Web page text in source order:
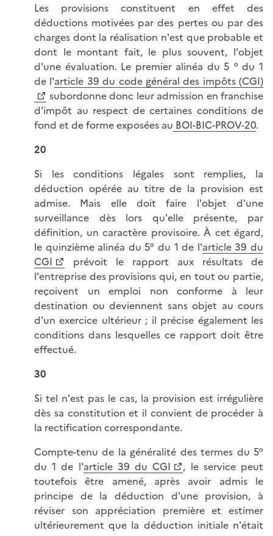
Les provisions constituent en effet des
déductions motivées par des pertes ou par des
charges dont la réalisation n'est que probable et
dont le montant fait, le plus souvent, l'objet
d'une évaluation. Le premier alinéa du 5 ° du 1
de l'article 39 du code général des impôts (CGI)
subordonne donc leur admission en franchise
d'impôt au respect de certaines conditions de
fond et de forme exposées au BOI-BIC-PROV-20.
20
Si les conditions légales sont remplies, la
déduction opérée au titre de la provision est
admise. Mais elle doit faire l'objet d'une
surveillance dès lors qu'elle présente, par
définition, un caractère provisoire. À cet égard,
le quinzième alinéa du 5° du 1 de l'article 39 du
CGI
prévoit le rapport aux résultats de
l'entreprise des provisions qui, en tout ou partie,
reçoivent un emploi non conforme à leur
destination ou deviennent sans objet au cours
d'un exercice ultérieur ; il précise également les
conditions dans lesquelles ce rapport doit être
effectué.
30
Si tel n'est pas le cas, la provision est irrégulière
dès sa constitution et il convient de procéder à
la rectification correspondante.
Compte-tenu de la généralité des termes du 5°
du 1 de l'article 39 du CGI
, le service peut
toutefois être amené, après avoir admis le
principe de la déduction d'une provision, à
réviser son appréciation première et estimer
ultérieurement que la déduction initiale n'était